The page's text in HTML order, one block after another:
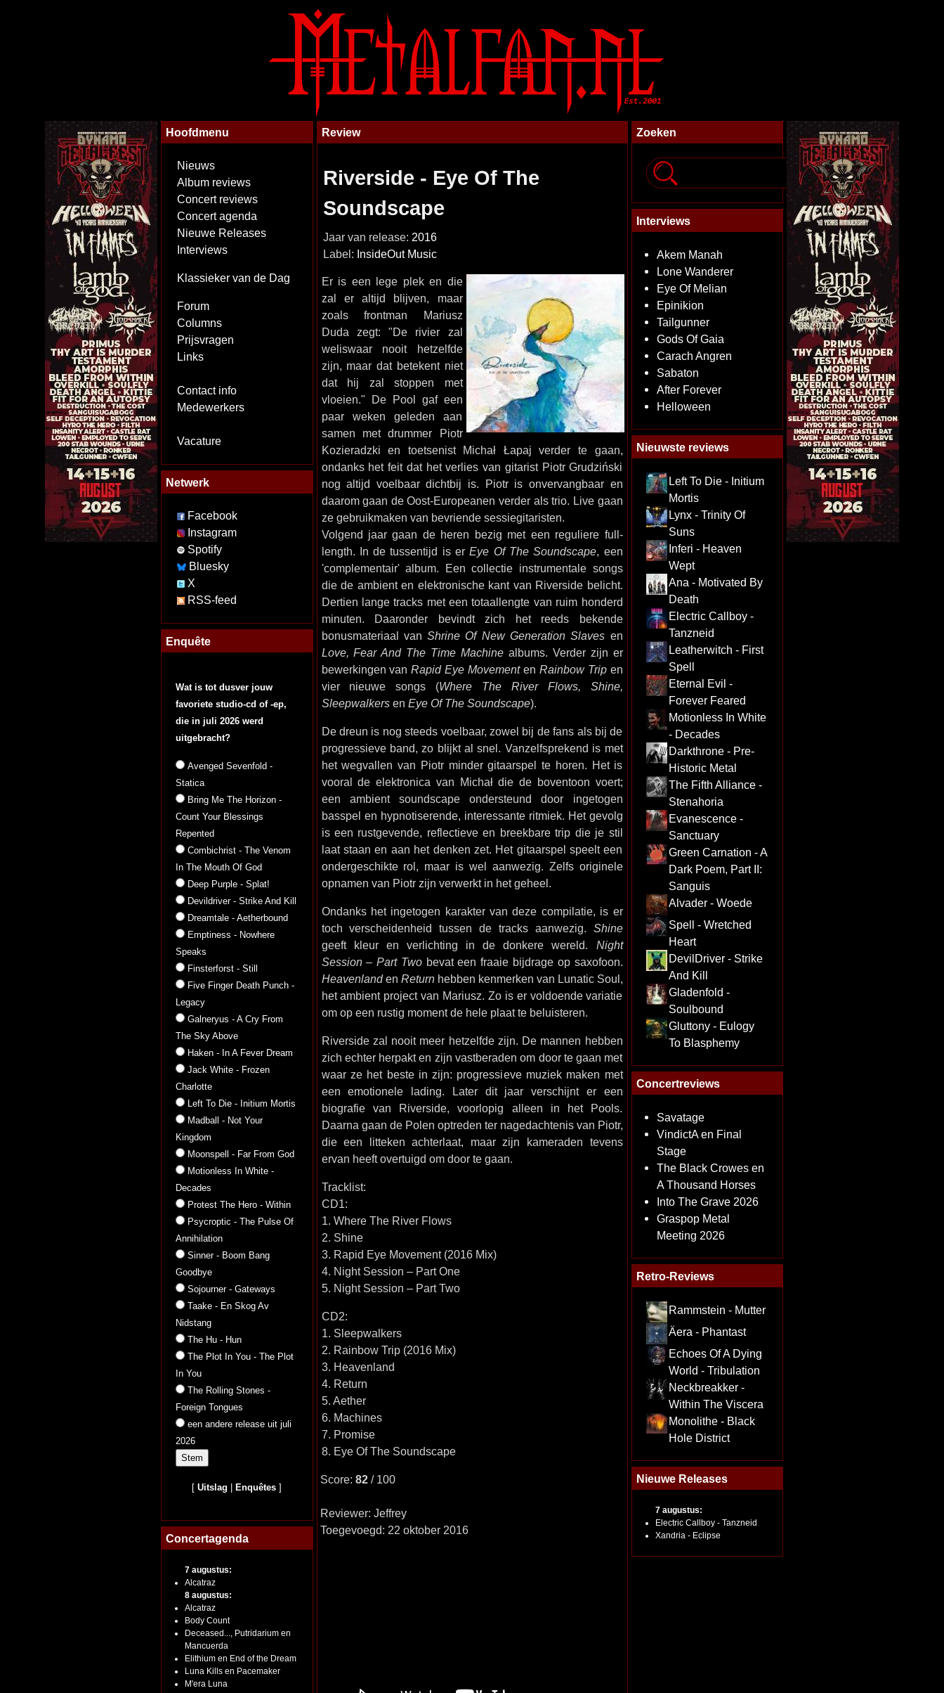
Hoofdmenu
Nieuws
Album reviews
Concert reviews
Concert agenda
Nieuwe Releases
Interviews
Klassieker van de Dag
Forum
Columns
Prijsvragen
Links
Contact info
Medewerkers
Vacature
Netwerk
Facebook
Instagram
Spotify
Bluesky
X
RSS-feed
Enquête
Wat is tot dusver jouw
favoriete studio-cd of -ep,
die in juli 2026 werd
uitgebracht?
Avenged Sevenfold -
Statica
Bring Me The Horizon -
Count Your Blessings
Repented
Combichrist - The Venom
In The Mouth Of God
Deep Purple - Splat!
Devildriver - Strike And Kill
Dreamtale - Aetherbound
Emptiness - Nowhere
Speaks
Finsterforst - Still
Five Finger Death Punch -
Legacy
Galneryus - A Cry From
The Sky Above
Haken - In A Fever Dream
Jack White - Frozen
Charlotte
Left To Die - Initium Mortis
Madball - Not Your
Kingdom
Moonspell - Far From God
Motionless In White -
Decades
Protest The Hero - Within
Psycroptic - The Pulse Of
Annihilation
Sinner - Boom Bang
Goodbye
Sojourner - Gateways
Taake - En Skog Av
Nidstang
The Hu - Hun
The Plot In You - The Plot
In You
The Rolling Stones -
Foreign Tongues
een andere release uit juli
2026
[Uitslag Enquêtes ]
Concertagenda
7 augustus:
Alcatraz
8 augustus:
Alcatraz
Body Count
Deceased..., Putridarium en
Mancuerda
Elithium en End of the Dream
Luna Kills en Pacemaker
M'era Luna
Review
Riverside - Eye Of The
Soundscape
Jaar van release: 2016
Label: InsideOut Music
Er is een lege plek en die
zal er altijd blijven, maar
zoals frontman Mariusz
Duda zegt: "De rivier zal
weliswaar nooit hetzelfde
zijn, maar dat betekent niet
dat hij zal stoppen met
vloeien." De Pool gaf een
paar weken geleden aan
samen met drummer Piotr
Kozieradzki en toetsenist Michał Łapaj verder te gaan,
ondanks het feit dat het verlies van gitarist Piotr Grudziński
nog altijd voelbaar dichtbij is. Piotr is onvervangbaar en
daarom gaan de Oost-Europeanen verder als trio. Live gaan
ze gebruikmaken van bevriende sessiegitaristen.
Volgend jaar gaan de heren bezig met een reguliere full-
length. In de tussentijd is erEye Of The Soundscape, een
'complementair' album. Een collectie instrumentale songs
die de ambient en elektronische kant van Riverside belicht.
Dertien lange tracks met een totaallengte van ruim honderd
minuten. Daaronder bevindt zich het reeds bekende
bonusmateriaal vanShrine Of New Generation Slaves en
Love, Fear And The Time Machinealbums. Verder zijn er
bewerkingen vanRapid Eye Movementen Rainbow Tripen
vier nieuwe songs (Where The River Flows, Shine,
Sleepwalkersen Eye Of The Soundscape).
De dreun is nog steeds voelbaar, zowel bij de fans als bij de
progressieve band, zo blijkt al snel. Vanzelfsprekend is met
het wegvallen van Piotr minder gitaarspel te horen. Het is
vooral de elektronica van Michał die de boventoon voert;
een ambient soundscape ondersteund door ingetogen
basspel en hypnotiserende, interessante ritmiek. Het gevolg
is een rustgevende, reflectieve en breekbare trip die je stil
laat staan en aan het denken zet. Het gitaarspel speelt een
ondergeschikte rol, maar is wel aanwezig. Zelfs originele
opnamen van Piotr zijn verwerkt in het geheel.
Ondanks het ingetogen karakter van deze compilatie, is er
toch verscheidenheid tussen de tracks aanwezig. Shine
geeft kleur en verlichting in de donkere wereld. Night
Session – Part Twobevat een fraaie bijdrage op saxofoon.
Heavenlanden Returnhebben kenmerken van Lunatic Soul,
het ambient project van Mariusz. Zo is er voldoende variatie
om op een rustig moment de hele plaat te beluisteren.
Riverside zal nooit meer hetzelfde zijn. De mannen hebben
zich echter herpakt en zijn vastberaden om door te gaan met
waar ze het beste in zijn: progressieve muziek maken met
een emotionele lading. Later dit jaar verschijnt er een
biografie van Riverside, voorlopig alleen in het Pools.
Daarna gaan de Polen optreden ter nagedachtenis van Piotr,
die een litteken achterlaat, maar zijn kameraden tevens
ervan heeft overtuigd om door te gaan.
Tracklist:
CD1:
1. Where The River Flows
2. Shine
3. Rapid Eye Movement (2016 Mix)
4. Night Session – Part One
5. Night Session – Part Two
CD2:
1. Sleepwalkers
2. Rainbow Trip (2016 Mix)
3. Heavenland
4. Return
5. Aether
6. Machines
7. Promise
8. Eye Of The Soundscape
Score: 82/ 100
Reviewer: Jeffrey
Toegevoegd: 22 oktober 2016
Zoeken
Interviews
Akem Manah
Lone Wanderer
Eye Of Melian
Epinikion
Tailgunner
Gods Of Gaia
Carach Angren
Sabaton
After Forever
Helloween
Nieuwste reviews
Left To Die - Initium
Mortis
Lynx - Trinity Of
Suns
Inferi - Heaven
Wept
Ana - Motivated By
Death
Electric Callboy -
Tanzneid
Leatherwitch - First
Spell
Eternal Evil -
Forever Feared
Motionless In White
- Decades
Darkthrone - Pre-
Historic Metal
The Fifth Alliance -
Stenahoria
Evanescence -
Sanctuary
Green Carnation - A
Dark Poem, Part II:
Sanguis
Alvader - Woede
Spell - Wretched
Heart
DevilDriver - Strike
And Kill
Gladenfold -
Soulbound
Gluttony - Eulogy
To Blasphemy
Concertreviews
Savatage
VindictA en Final
Stage
The Black Crowes en
A Thousand Horses
Into The Grave 2026
Graspop Metal
Meeting 2026
Retro-Reviews
Rammstein - Mutter
Äera - Phantast
Echoes Of A Dying
World - Tribulation
Neckbreakker -
Within The Viscera
Monolithe - Black
Hole District
Nieuwe Releases
7 augustus:
Electric Callboy - Tanzneid
Xandria - Eclipse